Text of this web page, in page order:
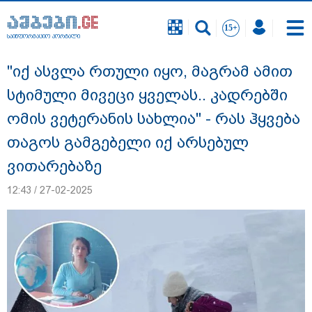
საინფორმაციო პორტალი
გიგა ავალიანის საქმეზე დაკავებულ ორ
არასრულწლოვანს, ნია იმნაძესა და
ანასტასია ბერუაშვილს აღკვეთის
ღონისძიების სახით პატიმრობა
საინფორმაციო პორტალი
"იქ ასვლა რთული იყო, მაგრამ ამით
სტიმული მივეცი ყველას.. კადრებში
ომის ვეტერანის სახლია" - რას ჰყვება
თაგოს გამგებელი იქ არსებულ
ვითარებაზე
12:43 / 27-02-2025